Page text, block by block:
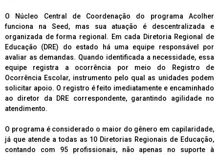
O Núcleo Central de Coordenação do programa Acolher
funciona na Seed, mas sua atuação é descentralizada e
organizada de forma regional. Em cada Diretoria Regional de
Educação (DRE) do estado há uma equipe responsável por
avaliar as demandas. Quando identificada a necessidade, essa
equipe registra a ocorrência por meio do Registro de
Ocorrência Escolar, instrumento pelo qual as unidades podem
solicitar apoio. O registro é feito imediatamente e encaminhado
ao diretor da DRE correspondente, garantindo agilidade no
atendimento.
O programa é considerado o maior do gênero em capilaridade,
já que atende a todas as 10 Diretorias Regionais de Educação,
contando com 95 profissionais, não apenas no suporte à